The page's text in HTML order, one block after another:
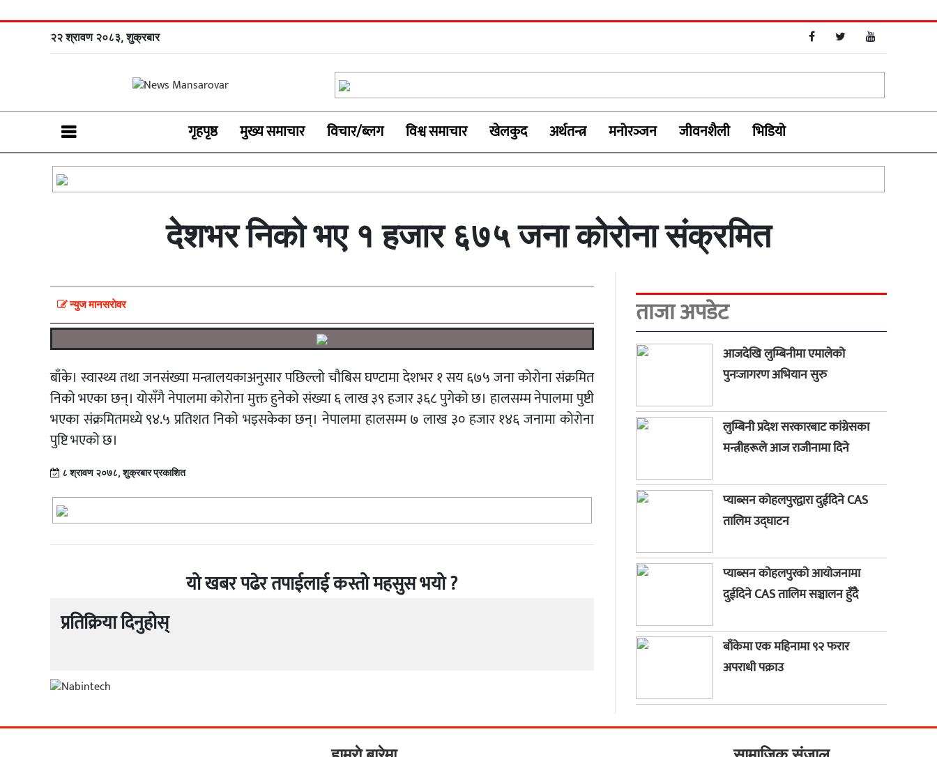
२२ श्रावण २०८३, शुक्रबार
गृहपृष्ठ मुख्य समाचार विचार/ब्लग विश्व समाचार खेलकुद अर्थतन्त्र मनोरञ्‍जन जीवनशैली भिडियाे
देशभर निको भए १ हजार ६७५ जना कोरोना संक्रमित
न्युज मानसराेवर
बाँके। स्वास्थ्य तथा जनसंख्या मन्त्रालयकाअनुसार पछिल्लो चौबिस घण्टामा देशभर १ सय ६७५ जना कोरोना संक्रमित
निको भएका छन्। योसँगै नेपालमा कोरोना मुक्त हुनेको संख्या ६ लाख ३९ हजार ३६८ पुगेको छ। हालसम्म नेपालमा पुष्टी
भएका संक्रमितमध्ये ९४.५ प्रतिशत निको भइसकेका छन्। नेपालमा हालसम्म ७ लाख ३० हजार १४६ जनामा कोरोना
पुष्टि भएको छ।
८ श्रावण २०७८, शुक्रबार प्रकाशित
यो खबर पढेर तपाईलाई कस्तो महसुस भयो ?
प्रतिक्रिया दिनुहोस्
ताजा अपडेट
आजदेखि लुम्बिनीमा एमालेको
पुनःजागरण अभियान सुरु
लुम्बिनी प्रदेश सरकारबाट कांग्रेसका
मन्त्रीहरूले आज राजीनामा दिने
प्याब्सन कोहलपुरद्वारा दुईदिने CAS
तालिम उद्घाटन
प्याब्सन कोहलपुरको आयोजनामा
दुईदिने CAS तालिम सञ्चालन हुँदै
बाँकेमा एक महिनामा ९२ फरार
अपराधी पक्राउ